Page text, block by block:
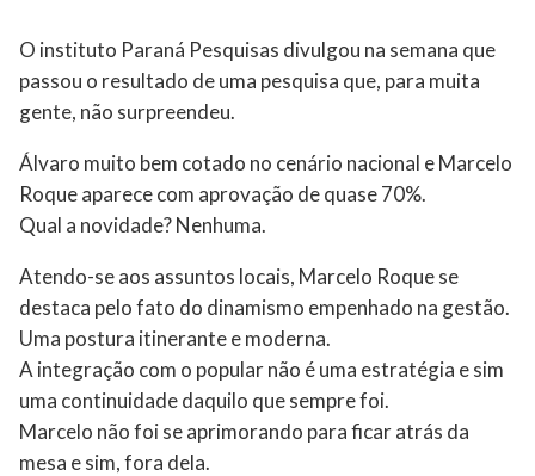
O instituto Paraná Pesquisas divulgou na semana que
passou o resultado de uma pesquisa que, para muita
gente, não surpreendeu.
Álvaro muito bem cotado no cenário nacional e Marcelo
Roque aparece com aprovação de quase 70%.
Qual a novidade? Nenhuma.
Atendo-se aos assuntos locais, Marcelo Roque se
destaca pelo fato do dinamismo empenhado na gestão.
Uma postura itinerante e moderna.
A integração com o popular não é uma estratégia e sim
uma continuidade daquilo que sempre foi.
Marcelo não foi se aprimorando para ficar atrás da
mesa e sim, fora dela.